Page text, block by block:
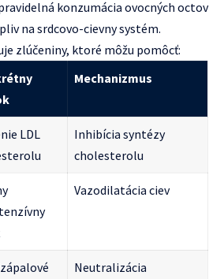
konzumácia ovocných octov
na srdcovo-cievny systém.
zlúčeniny, ktoré môžu pomôcť:
Mechanizmus
LDL
Inhibícia syntézy
cholesterolu
Vazodilatácia ciev
Neutralizácia